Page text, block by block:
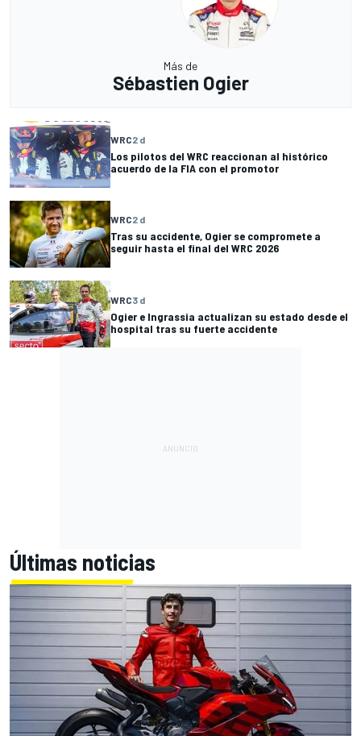
Más de
Sébastien Ogier
WRC2 d
Los pilotos del WRC reaccionan al histórico
acuerdo de la FIA con el promotor
WRC2 d
Tras su accidente, Ogier se compromete a
seguir hasta el final del WRC 2026
WRC3 d
Ogier e Ingrassia actualizan su estado desde el
hospital tras su fuerte accidente
Últimas noticias